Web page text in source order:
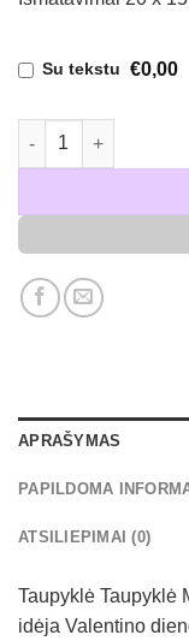
Su tekstu €0,00
produkto kiekis:
APRAŠYMAS
PAPILDOMA
ATSILIEPIMAI (0)
Taupyklė Taupyklė
idėja Valentino